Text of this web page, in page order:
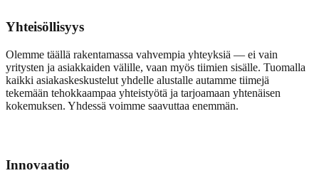
Yhteisöllisyys
Olemme täällä rakentamassa vahvempia yhteyksiä — ei vain
yritysten ja asiakkaiden välille, vaan myös tiimien sisälle. Tuomalla
kaikki asiakaskeskustelut yhdelle alustalle autamme tiimejä
tekemään tehokkaampaa yhteistyötä ja tarjoamaan yhtenäisen
kokemuksen. Yhdessä voimme saavuttaa enemmän.
Innovaatio